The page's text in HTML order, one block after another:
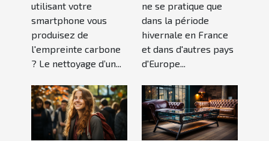
empreinte
carbone avec
un forfait
mobile
utilisant votre
smartphone vous
produisez de
l'empreinte carbone
? Le nettoyage d’un...
septembre
ne se pratique que
dans la période
hivernale en France
et dans d'autres pays
d'Europe...